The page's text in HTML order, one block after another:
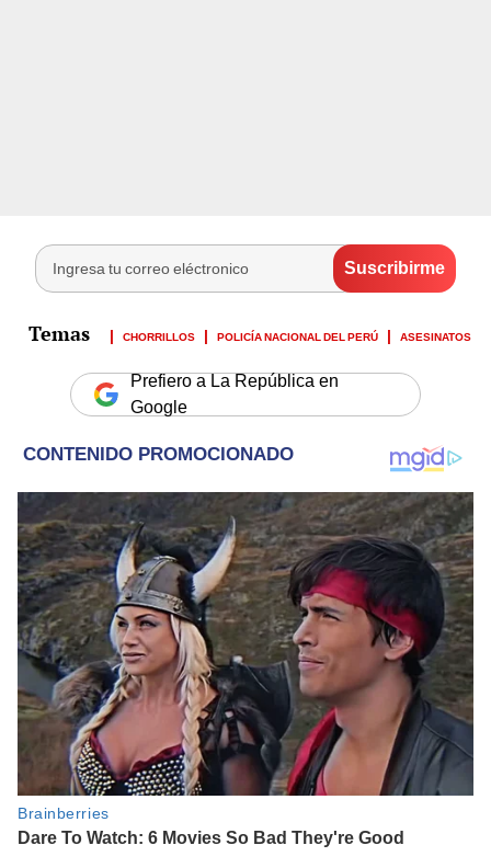
CHORRILLOS POLICÍA NACIONAL DEL PERÚ ASESINATOS
Prefiero a La República en
Google